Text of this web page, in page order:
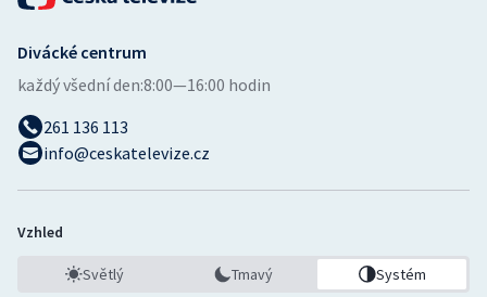
Divácké centrum
každý všední den:8:00—16:00 hodin
261 136 113
info@ceskatelevize.cz
Vzhled
Světlý Tmavý Systém